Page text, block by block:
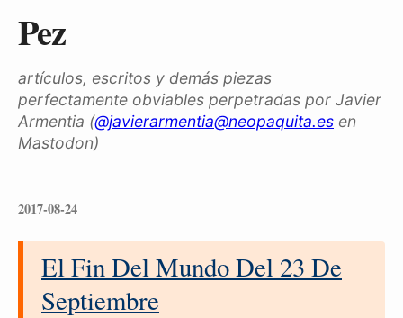
Pez
artículos, escritos y demás piezas
perfectamente obviables perpetradas por Javier
Armentia (@javierarmentia@neopaquita.es en
Mastodon)
2017-08-24
El Fin Del Mundo Del 23 De
Septiembre